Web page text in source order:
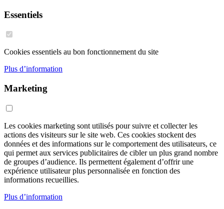
Essentiels
Cookies essentiels au bon fonctionnement du site
Plus d’information
Marketing
Les cookies marketing sont utilisés pour suivre et collecter les
actions des visiteurs sur le site web. Ces cookies stockent des
données et des informations sur le comportement des utilisateurs, ce
qui permet aux services publicitaires de cibler un plus grand nombre
de groupes d’audience. Ils permettent également d’offrir une
expérience utilisateur plus personnalisée en fonction des
informations recueillies.
Plus d’information